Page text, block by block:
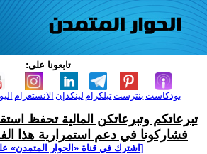
تابعونا على:
الانستغرام لينكدإن تيلكرامبنترست بودكاست
تبرعاتكم وتبرعاتكن المالية تحفظ
فشاركونا في دعم استمرارية هذا
[اشترك في قناة ‫«الحوار المتمدن»